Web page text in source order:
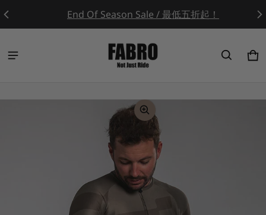
End Of Season Sale / 最低五折起！
0
information